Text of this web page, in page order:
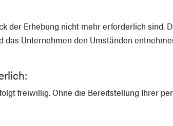
der Erhebung nicht mehr erforderlich sind.
Unternehmen den Umständen
freiwillig. Ohne die Bereitstellung Ihrer